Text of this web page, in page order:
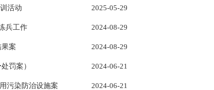
活动 2025-05-29
兵工作 2024-08-29
案 2024-08-29
罚案） 2024-06-21
污染防治设施案 2024-06-21